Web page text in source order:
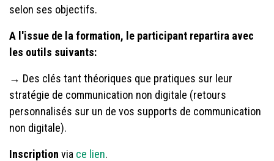
selon ses objectifs.
A l'issue de la formation, le participant repartira avec
les outils suivants:
→ Des clés tant théoriques que pratiques sur leur
stratégie de communication non digitale (retours
personnalisés sur un de vos supports de communication
non digitale).
Inscription via ce lien.